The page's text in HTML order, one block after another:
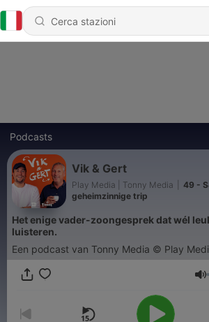
Podcasts
Vik & Gert
Play Media | Tonny Media
49 -
geheimzinnige trip
Het enige vader-zoongesprek dat wél
luisteren.
Een podcast van Tonny Media © Play